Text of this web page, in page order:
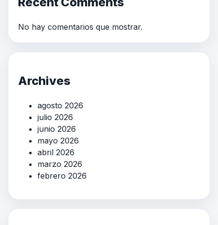
No hay comentarios que mostrar.
Archives
agosto 2026
julio 2026
junio 2026
mayo 2026
abril 2026
marzo 2026
febrero 2026